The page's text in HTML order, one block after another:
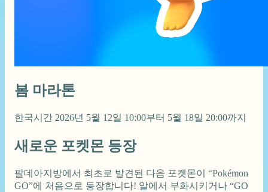
봄 마라톤
한국시간 2026년 5월 12일 10:00부터 5월 18일 20:00까지
새로운 포켓몬 등장
팔데아지방에서 최초로 발견된 다음 포켓몬이 “Pokémon
GO”에 처음으로 등장합니다! 알에서 부화시키거나 “GO